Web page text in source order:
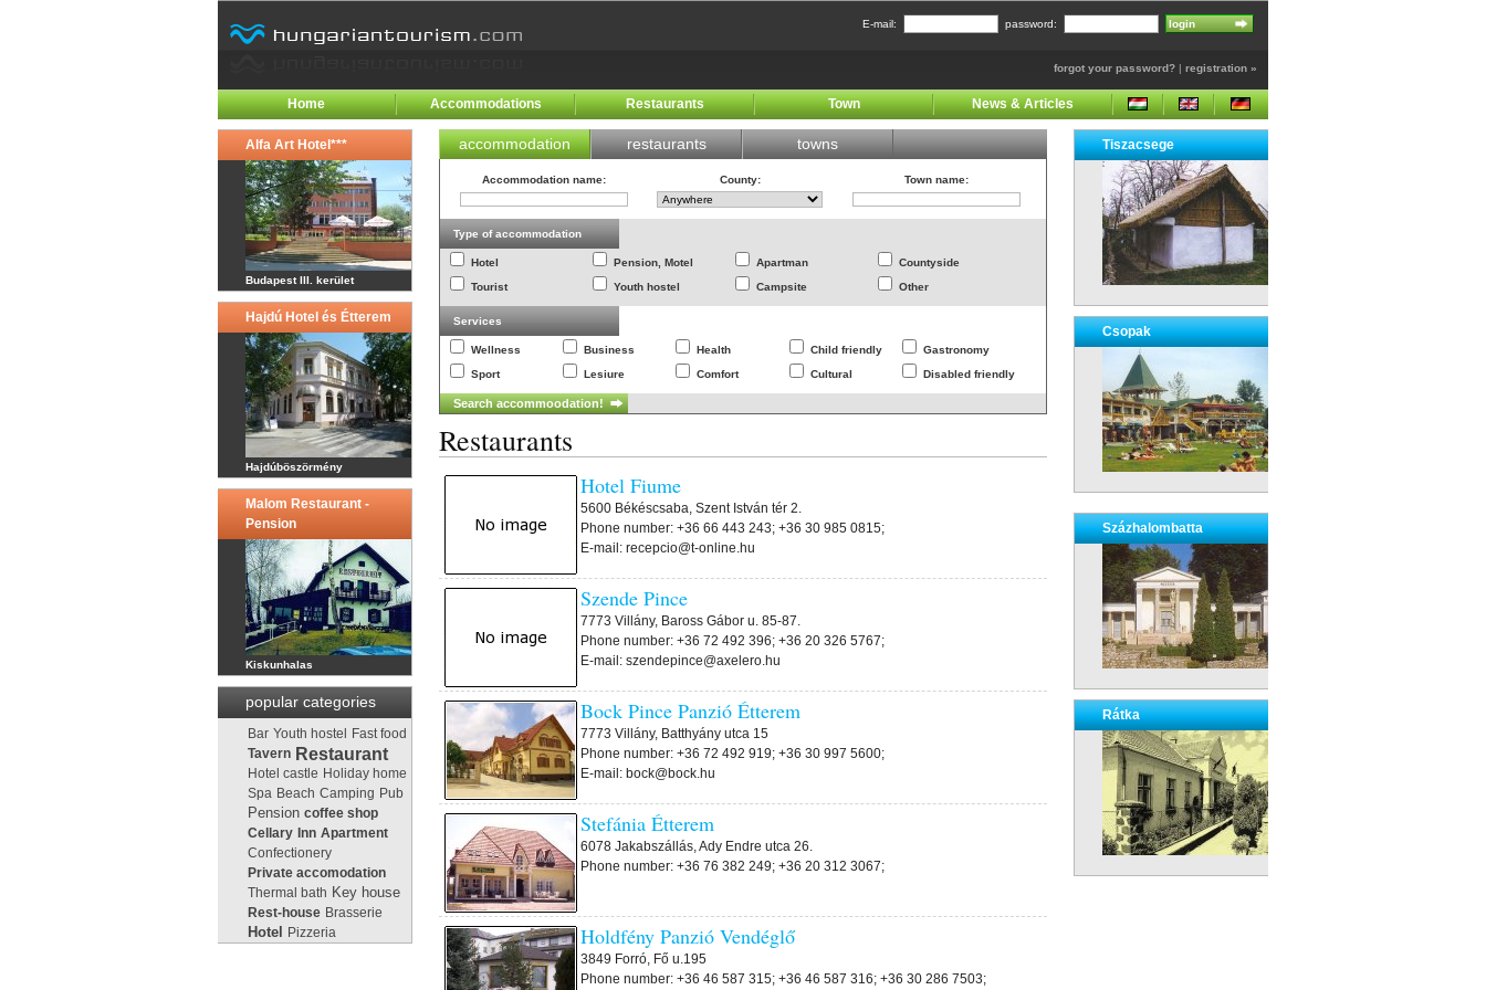
E-mail: password:
forgot your password? | registration »
Home Accommodations Restaurants Town News & Articles
Alfa Art Hotel***
Budapest III. kerület
Hajdú Hotel és Étterem
Hajdúböszörmény
Malom Restaurant -
Pension
Kiskunhalas
popular categories
Bar Youth hostel
Fast food
Tavern Restaurant
Hotel castle Holiday home
Spa Beach Camping Pub
Pension coffee shop
Cellary Inn Apartment
Confectionery
Private accomodation
Thermal bath Key house
Rest-house Brasserie
Hotel
Pizzeria
accommodation restaurants towns
Accommodation name: County: Town name:
Type of accommodation
Hotel Pension, Motel Apartman
Countyside
Tourist
Youth hostel Campsite Other
Services
Wellness Business Health Child friendly
Gastronomy
Sport
Lesiure Comfort Cultural Disabled friendly
Restaurants
Hotel Fiume
5600 Békéscsaba, Szent István tér 2.
Phone number: +36 66 443 243; +36 30 985 0815;
E-mail: recepcio@t-online.hu
Szende Pince
7773 Villány, Baross Gábor u. 85-87.
Phone number: +36 72 492 396; +36 20 326 5767;
E-mail: szendepince@axelero.hu
Bock Pince Panzió Étterem
7773 Villány, Batthyány utca 15
Phone number: +36 72 492 919; +36 30 997 5600;
E-mail: bock@bock.hu
Stefánia Étterem
6078 Jakabszállás, Ady Endre utca 26.
Phone number: +36 76 382 249; +36 20 312 3067;
Holdfény Panzió Vendéglő
3849 Forró, Fő u.195
Phone number: +36 46 587 315; +36 46 587 316; +36 30 286 7503;
Tiszacsege
Csopak
Százhalombatta
Rátka